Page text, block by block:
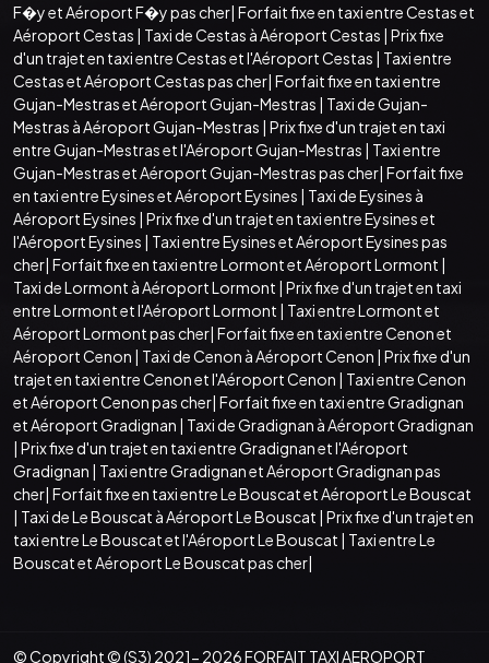
F�y et Aéroport F�y pas cher| Forfait fixe en taxi entre Cestas et
Aéroport Cestas | Taxi de Cestas à Aéroport Cestas | Prix fixe
d'un trajet en taxi entre Cestas et l'Aéroport Cestas | Taxi entre
Cestas et Aéroport Cestas pas cher| Forfait fixe en taxi entre
Gujan-Mestras et Aéroport Gujan-Mestras | Taxi de Gujan-
Mestras à Aéroport Gujan-Mestras | Prix fixe d'un trajet en taxi
entre Gujan-Mestras et l'Aéroport Gujan-Mestras | Taxi entre
Gujan-Mestras et Aéroport Gujan-Mestras pas cher| Forfait fixe
en taxi entre Eysines et Aéroport Eysines | Taxi de Eysines à
Aéroport Eysines | Prix fixe d'un trajet en taxi entre Eysines et
l'Aéroport Eysines | Taxi entre Eysines et Aéroport Eysines pas
cher| Forfait fixe en taxi entre Lormont et Aéroport Lormont |
Taxi de Lormont à Aéroport Lormont | Prix fixe d'un trajet en taxi
entre Lormont et l'Aéroport Lormont | Taxi entre Lormont et
Aéroport Lormont pas cher| Forfait fixe en taxi entre Cenon et
Aéroport Cenon | Taxi de Cenon à Aéroport Cenon | Prix fixe d'un
trajet en taxi entre Cenon et l'Aéroport Cenon | Taxi entre Cenon
et Aéroport Cenon pas cher| Forfait fixe en taxi entre Gradignan
et Aéroport Gradignan | Taxi de Gradignan à Aéroport Gradignan
| Prix fixe d'un trajet en taxi entre Gradignan et l'Aéroport
Gradignan | Taxi entre Gradignan et Aéroport Gradignan pas
cher| Forfait fixe en taxi entre Le Bouscat et Aéroport Le Bouscat
| Taxi de Le Bouscat à Aéroport Le Bouscat | Prix fixe d'un trajet en
taxi entre Le Bouscat et l'Aéroport Le Bouscat | Taxi entre Le
Bouscat et Aéroport Le Bouscat pas cher|
© Copyright © (S3) 2021- 2026 FORFAIT TAXI AEROPORT